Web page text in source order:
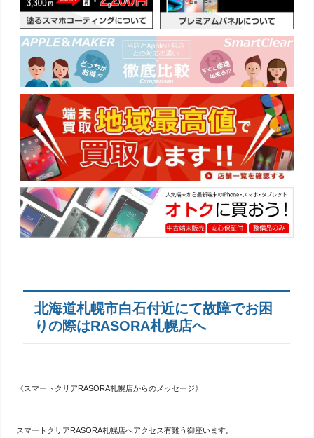
北海道札幌市白石付近にて故障でお困
りの際はRASORA札幌店へ
《スマートクリアRASORA札幌店からのメッセージ》
スマートクリアRASORA札幌店へアクセス有難う御座います。